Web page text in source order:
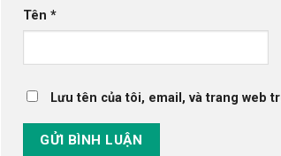
Tên *
Lưu tên của tôi, email, và trang web